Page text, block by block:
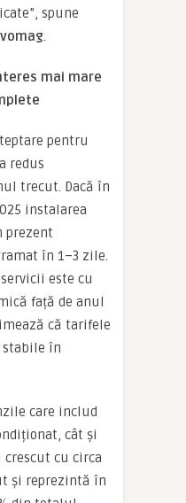
spune
.
mai mare
pentru
redus
trecut. Dacă în
instalarea
prezent
în 1–3 zile.
este cu
față de anul
că tarifele
stabile în
care includ
cât și
cu circa
și reprezintă în